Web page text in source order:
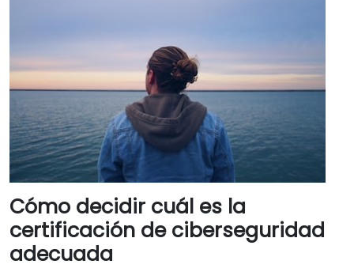
Cómo decidir cuál es la
certificación de ciberseguridad
adecuada